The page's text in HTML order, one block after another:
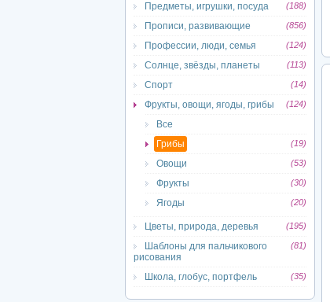
Предметы, игрушки, посуда (188)
Прописи, развивающие (856)
Профессии, люди, семья (124)
Солнце, звёзды, планеты (113)
Спорт (14)
Фрукты, овощи, ягоды, грибы (124)
Все
Грибы
(19)
Овощи (53)
Фрукты (30)
Ягоды (20)
Цветы, природа, деревья (195)
Шаблоны для пальчикового
рисования
(81)
Школа, глобус, портфель (35)